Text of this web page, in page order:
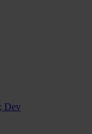
Dev